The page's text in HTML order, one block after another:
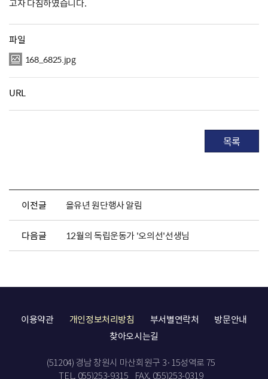
고자 다짐하였습니다.
파일
168_6825.jpg
URL
목록
이전글 을유년 원단행사 알림
다음글 12월의 독립운동가 '오의선'선생님
이용약관 개인정보처리방침 부서별연락처
방문안내
찾아오시는길
(51204) 경남 창원시 마산회원구 3·15성역로 75
TEL. 055)253-9315
FAX. 055)253-0319